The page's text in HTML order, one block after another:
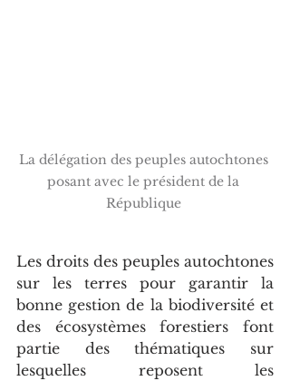
La délégation des peuples autochtones
posant avec le président de la
République
Les droits des peuples autochtones
sur les terres pour garantir la
bonne gestion de la biodiversité et
des écosystèmes forestiers font
partie des thématiques sur
lesquelles reposent les